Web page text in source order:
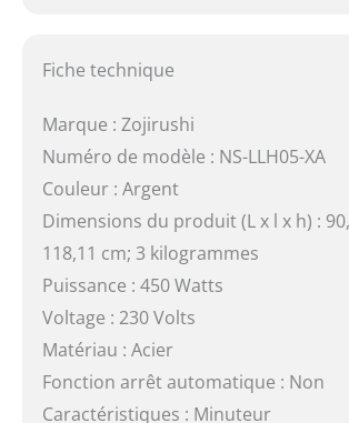
Fiche technique
Marque : Zojirushi
Numéro de modèle : NS-LLH05-XA
Couleur : Argent
Dimensions du produit (L x l x h) :
118,11 cm; 3 kilogrammes
Puissance : 450 Watts
Voltage : 230 Volts
Matériau : Acier
Fonction arrêt automatique : Non
Caractéristiques : Minuteur